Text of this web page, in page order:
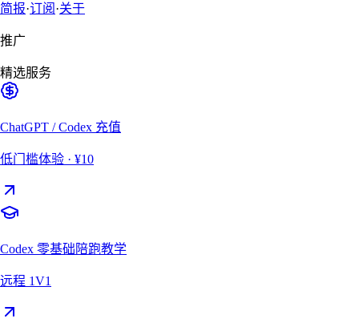
简报·订阅 ·关于
推广
精选服务
ChatGPT / Codex 充值
低门槛体验 · ¥10
Codex 零基础陪跑教学
远程 1V1